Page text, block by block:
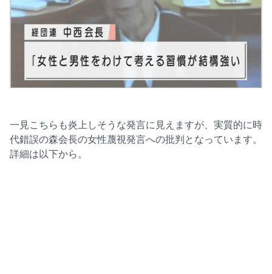
一見こちらも炎上しそうな発言に見えますが、実質的に時
代錯誤の森会長の女性蔑視発言への批判となっています。
詳細は以下から。